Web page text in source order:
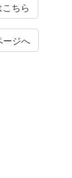
ちら
ージへ